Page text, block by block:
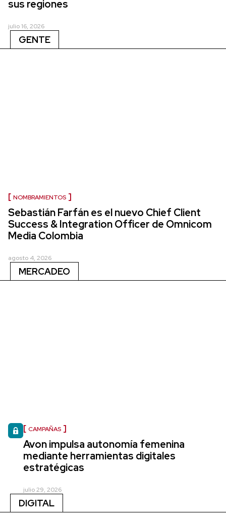
sus regiones
julio 16, 2026
GENTE
NOMBRAMIENTOS
Sebastián Farfán es el nuevo Chief Client
Success & Integration Officer de Omnicom
Media Colombia
agosto 4, 2026
MERCADEO
CAMPAÑAS
Avon impulsa autonomía femenina
mediante herramientas digitales
estratégicas
julio 29, 2026
DIGITAL